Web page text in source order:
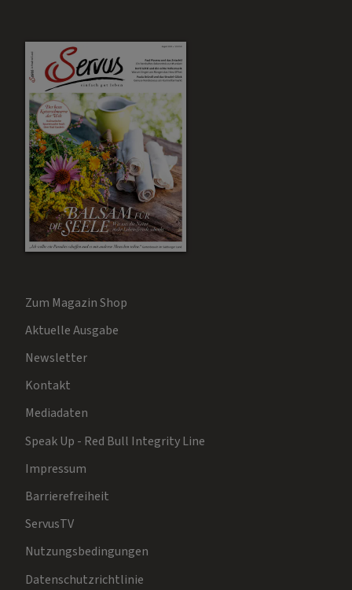
Zum Magazin Shop
Aktuelle Ausgabe
Newsletter
Kontakt
Mediadaten
Speak Up - Red Bull Integrity Line
Impressum
Barrierefreiheit
ServusTV
Nutzungsbedingungen
Datenschutzrichtlinie